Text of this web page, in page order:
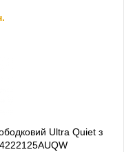
Ultra Quiet з